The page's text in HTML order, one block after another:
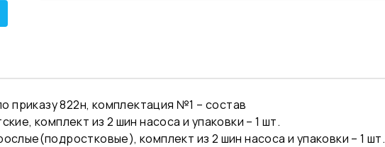
приказу 822н, комплектация №1 – состав
комплект из 2 шин насоса и упаковки – 1 шт.
комплект из 2 шин насоса и упаковки – 1 шт.